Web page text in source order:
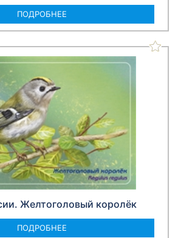
ПОДРОБНЕЕ
Желтоголовый королёк
ПОДРОБНЕЕ